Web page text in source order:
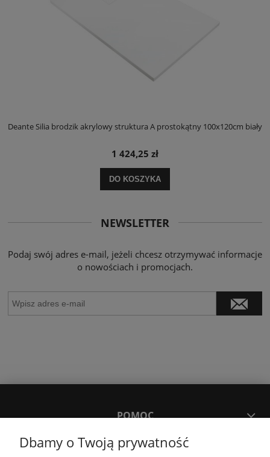
Deante Silia brodzik akrylowy struktura A prostokątny 100x120cm biały
1 424,25 zł
DO KOSZYKA
NEWSLETTER
Podaj swój adres e-mail, jeżeli chcesz otrzymywać informacje
o nowościach i promocjach.
POMOC
MOJE KONTO
Dbamy o Twoją prywatność